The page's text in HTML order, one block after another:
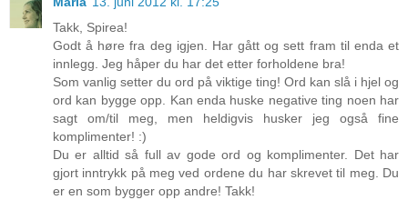
Takk, Spirea!
Godt å høre fra deg igjen. Har gått og sett fram til enda et
innlegg. Jeg håper du har det etter forholdene bra!
Som vanlig setter du ord på viktige ting! Ord kan slå i hjel og
ord kan bygge opp. Kan enda huske negative ting noen har
sagt om/til meg, men heldigvis husker jeg også fine
komplimenter! :)
Du er alltid så full av gode ord og komplimenter. Det har
gjort inntrykk på meg ved ordene du har skrevet til meg. Du
er en som bygger opp andre! Takk!